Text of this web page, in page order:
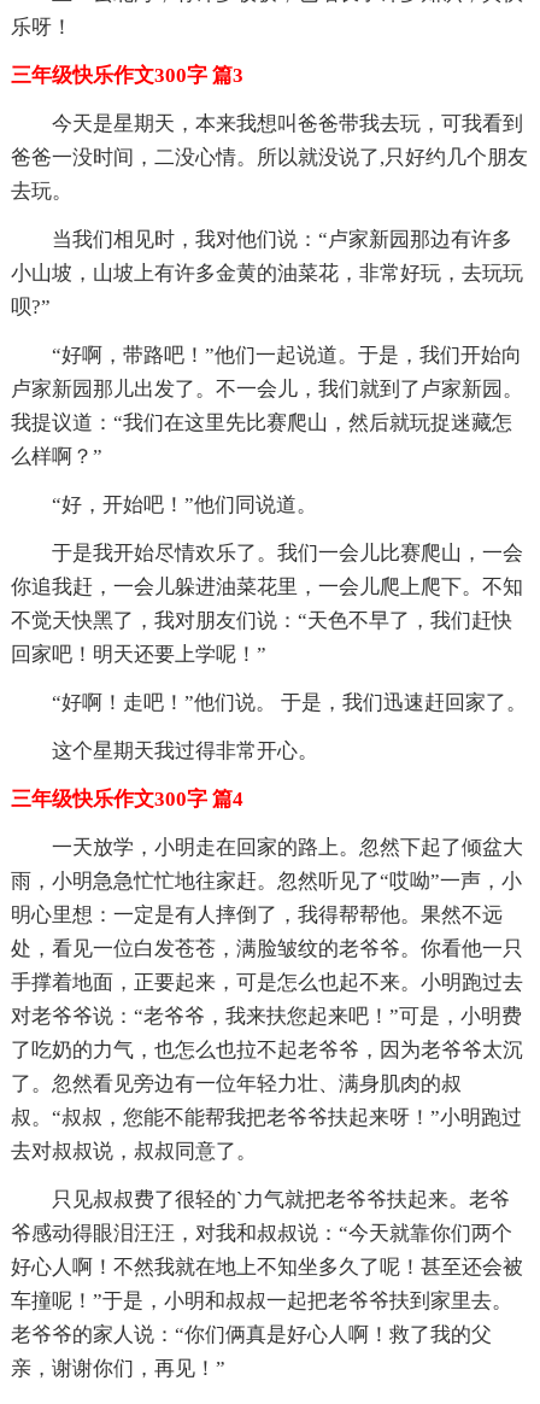
乐呀！
三年级快乐作文300字 篇3
今天是星期天，本来我想叫爸爸带我去玩，可我看到
爸爸一没时间，二没心情。所以就没说了,只好约几个朋友
去玩。
当我们相见时，我对他们说：“卢家新园那边有许多
小山坡，山坡上有许多金黄的油菜花，非常好玩，去玩玩
呗?”
“好啊，带路吧！”他们一起说道。于是，我们开始向
卢家新园那儿出发了。不一会儿，我们就到了卢家新园。
我提议道：“我们在这里先比赛爬山，然后就玩捉迷藏怎
么样啊？”
“好，开始吧！”他们同说道。
于是我开始尽情欢乐了。我们一会儿比赛爬山，一会
你追我赶，一会儿躲进油菜花里，一会儿爬上爬下。不知
不觉天快黑了，我对朋友们说：“天色不早了，我们赶快
回家吧！明天还要上学呢！”
“好啊！走吧！”他们说。 于是，我们迅速赶回家了。
这个星期天我过得非常开心。
三年级快乐作文300字 篇4
一天放学，小明走在回家的路上。忽然下起了倾盆大
雨，小明急急忙忙地往家赶。忽然听见了“哎呦”一声，小
明心里想：一定是有人摔倒了，我得帮帮他。果然不远
处，看见一位白发苍苍，满脸皱纹的老爷爷。你看他一只
手撑着地面，正要起来，可是怎么也起不来。小明跑过去
对老爷爷说：“老爷爷，我来扶您起来吧！”可是，小明费
了吃奶的力气，也怎么也拉不起老爷爷，因为老爷爷太沉
了。忽然看见旁边有一位年轻力壮、满身肌肉的叔
叔。“叔叔，您能不能帮我把老爷爷扶起来呀！”小明跑过
去对叔叔说，叔叔同意了。
只见叔叔费了很轻的`力气就把老爷爷扶起来。老爷
爷感动得眼泪汪汪，对我和叔叔说：“今天就靠你们两个
好心人啊！不然我就在地上不知坐多久了呢！甚至还会被
车撞呢！”于是，小明和叔叔一起把老爷爷扶到家里去。
老爷爷的家人说：“你们俩真是好心人啊！救了我的父
亲，谢谢你们，再见！”